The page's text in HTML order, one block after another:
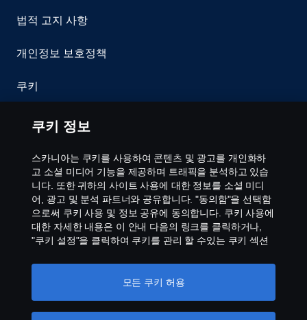
법적 고지 사항
개인정보 보호정책
쿠키
이용약관
문의처
공익제보
스카니아 쿠키 정책
쿠키 정보
스카니아는 쿠키를 사용하여 콘텐츠 및 광고를 개인화하
고 소셜 미디어 기능을 제공하며 트래픽을 분석하고 있습
니다. 또한 귀하의 사이트 사용에 대한 정보를 소셜 미디
어, 광고 및 분석 파트너와 공유합니다. "동의함"을 선택함
으로써 쿠키 사용 및 정보 공유에 동의합니다. 쿠키 사용에
대한 자세한 내용은 이 안내 다음의 링크를 클릭하거나,
"쿠키 설정"을 클릭하여 쿠키를 관리 할 수있는 쿠키 섹션
모든 쿠키 허용